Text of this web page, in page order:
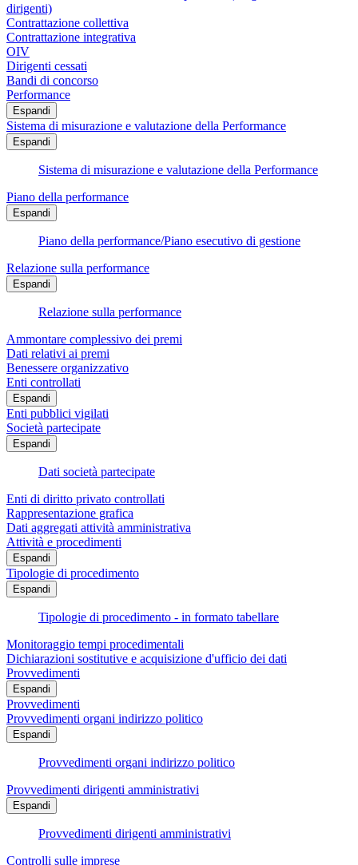
dirigenti)
Contrattazione collettiva
Contrattazione integrativa
OIV
Dirigenti cessati
Bandi di concorso
Performance
Espandi
Sistema di misurazione e valutazione della Performance
Espandi
Sistema di misurazione e valutazione della Performance
Piano della performance
Espandi
Piano della performance/Piano esecutivo di gestione
Relazione sulla performance
Espandi
Relazione sulla performance
Ammontare complessivo dei premi
Dati relativi ai premi
Benessere organizzativo
Enti controllati
Espandi
Enti pubblici vigilati
Società partecipate
Espandi
Dati società partecipate
Enti di diritto privato controllati
Rappresentazione grafica
Dati aggregati attività amministrativa
Attività e procedimenti
Espandi
Tipologie di procedimento
Espandi
Tipologie di procedimento - in formato tabellare
Monitoraggio tempi procedimentali
Dichiarazioni sostitutive e acquisizione d'ufficio dei dati
Provvedimenti
Espandi
Provvedimenti
Provvedimenti organi indirizzo politico
Espandi
Provvedimenti organi indirizzo politico
Provvedimenti dirigenti amministrativi
Espandi
Provvedimenti dirigenti amministrativi
Controlli sulle imprese